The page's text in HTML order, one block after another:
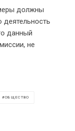
должны
деятельность
данный
не
ОБЩЕСТВО